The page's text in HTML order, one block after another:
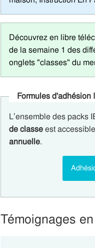
Découvrez en libre
de la semaine 1 des
onglets "classes" du
Formules d'adhésion
L’ensemble des packs
de classeest
annuelle.
Témoignages